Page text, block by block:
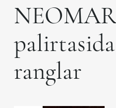
ranglar